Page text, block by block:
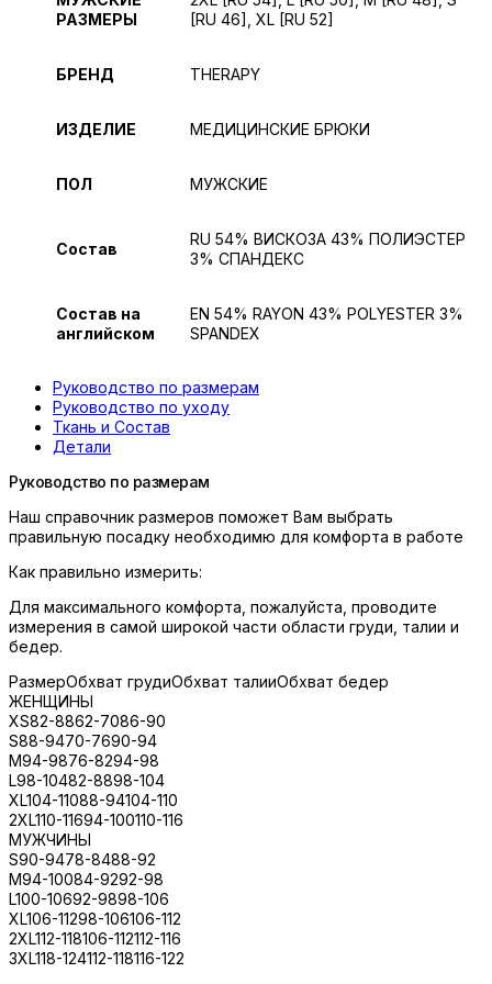
РАЗМЕРЫ
[RU 46], XL [RU 52]
БРЕНД THERAPY
ИЗДЕЛИЕ МЕДИЦИНСКИЕ БРЮКИ
ПОЛ МУЖСКИЕ
Состав
RU 54% ВИСКОЗА 43% ПОЛИЭСТЕР
3% СПАНДЕКС
Состав на
английском
EN 54% RAYON 43% POLYESTER 3%
SPANDEX
Руководство по размерам
Руководство по уходу
Ткань и Состав
Детали
Руководство по размерам
Наш справочник размеров поможет Вам выбрать
правильную посадку необходимю для комфорта в работе
Как правильно измерить:
Для максимального комфорта, пожалуйста, проводите
измерения в самой широкой части области груди, талии и
бедер.
РазмерОбхват грудиОбхват талииОбхват бедер
ЖЕНЩИНЫ
XS82-8862-7086-90
S88-9470-7690-94
M94-9876-8294-98
L98-10482-8898-104
XL104-11088-94104-110
2XL110-11694-100110-116
МУЖЧИНЫ
S90-9478-8488-92
M94-10084-9292-98
L100-10692-9898-106
XL106-11298-106106-112
2XL112-118106-112112-116
3XL118-124112-118116-122